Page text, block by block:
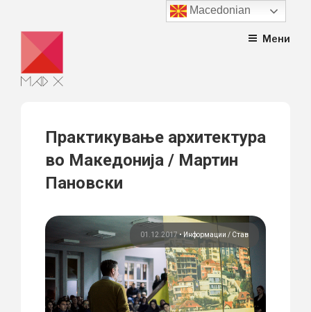
content
Мени
Практикување архитектура
во Македонија / Мартин
Пановски
01.12.2017 • Информации Став
Macedonian